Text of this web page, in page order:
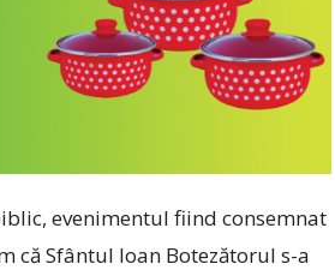
evenimentul fiind consemnat
că Sfântul Ioan Botezătorul s-a